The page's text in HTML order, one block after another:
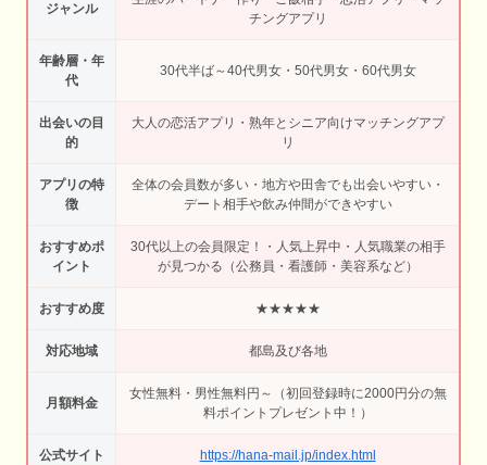
ジャンル
チングアプリ
年齢層・年
代
30代半ば～40代男女・50代男女・60代男女
出会いの目
的
大人の恋活アプリ・熟年とシニア向けマッチングアプ
リ
アプリの特
徴
全体の会員数が多い・地方や田舎でも出会いやすい・
デート相手や飲み仲間ができやすい
おすすめポ
イント
30代以上の会員限定！・人気上昇中・人気職業の相手
が見つかる（公務員・看護師・美容系など）
おすすめ度 ★★★★★
対応地域 都島及び各地
月額料金
女性無料・男性無料円～（初回登録時に2000円分の無
料ポイントプレゼント中！）
公式サイト https://hana-mail.jp/index.html